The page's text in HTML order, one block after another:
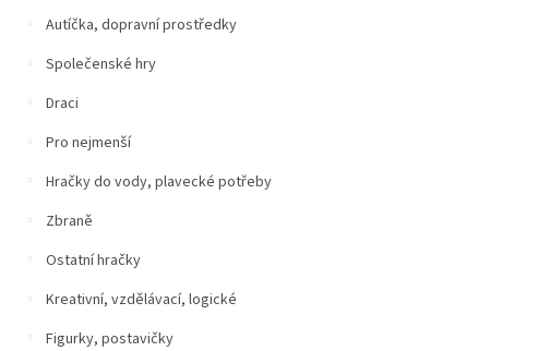
Autíčka, dopravní prostředky
Společenské hry
Draci
Pro nejmenší
Hračky do vody, plavecké potřeby
Zbraně
Ostatní hračky
Kreativní, vzdělávací, logické
Figurky, postavičky